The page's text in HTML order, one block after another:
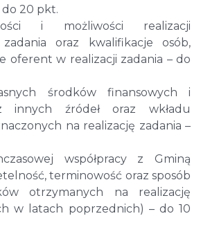
20 pkt.
i możliwości realizacji
oraz kwalifikacje osób,
oferent w realizacji zadania – do
środków finansowych i
innych źródeł oraz wkładu
na realizację zadania –
współpracy z Gminą
terminowość oraz sposób
otrzymanych na realizację
w latach poprzednich) – do 10